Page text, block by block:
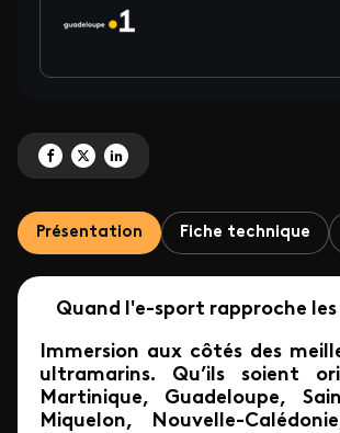
Partagez 'Génération e-sport' sur Facebook
Partagez 'Génération e-sport' sur X
Partagez 'Génération e-sport' sur
Présentation Fiche technique
Quand l'e-sport rapproche
Immersion aux côtés des
ultramarins. Qu’ils soient
Martinique, Guadeloupe,
Miquelon, Nouvelle-